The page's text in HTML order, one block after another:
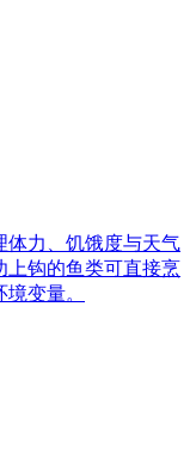
体力、饥饿度与天气
上钩的鱼类可直接烹
变量。